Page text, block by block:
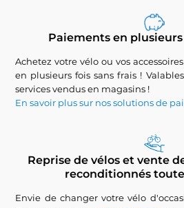
Paiements en plusieurs
Achetez votre vélo ou vos
en plusieurs fois sans frais !
services vendus en magasins !
En savoir plus sur nos solutions de
Reprise de vélos et vente
reconditionnés
Envie de changer votre vélo